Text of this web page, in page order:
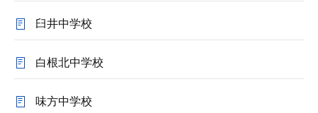
臼井中学校
白根北中学校
味方中学校